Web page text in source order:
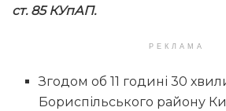
ст. 85 КУпАП.
РЕКЛАМА
Згодом об 11 годині 30
Бориспільського району